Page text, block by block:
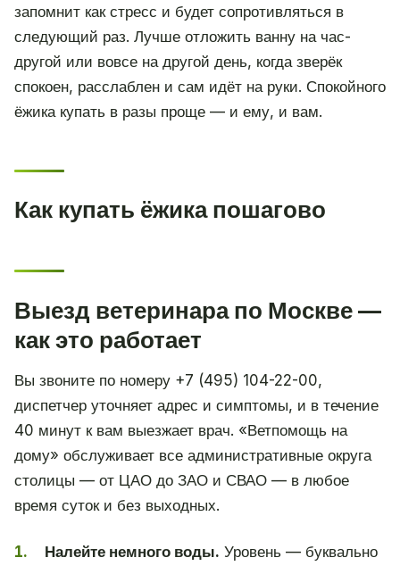
запомнит как стресс и будет сопротивляться в
следующий раз. Лучше отложить ванну на час-
другой или вовсе на другой день, когда зверёк
спокоен, расслаблен и сам идёт на руки. Спокойного
ёжика купать в разы проще — и ему, и вам.
Как купать ёжика пошагово
Выезд ветеринара по Москве —
как это работает
Вы звоните по номеру +7 (495) 104-22-00,
диспетчер уточняет адрес и симптомы, и в течение
40 минут к вам выезжает врач. «Ветпомощь на
дому» обслуживает все административные округа
столицы — от ЦАО до ЗАО и СВАО — в любое
время суток и без выходных.
Налейте немного воды. Уровень — буквально